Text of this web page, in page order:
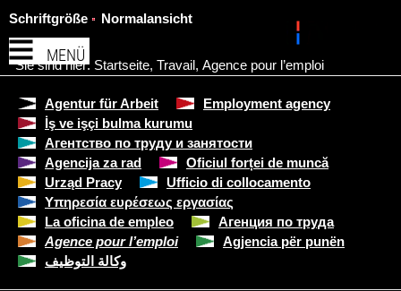
MENÜ
Schriftgröße Normalansicht
Sie sind hier: Startseite, Travail, Agence pour l’emploi
Agentur für Arbeit
Employment agency
İş ve işçi bulma kurumu
Агентство по труду и занятости
Agencija za rad
Oficiul forței de muncă
Urząd Pracy
Ufficio di collocamento
Υπηρεσία ευρέσεως εργασίας
La oficina de empleo
Агенция по труда
Agence pour l’emploi
Agjencia për punën
وكالة التوظيف